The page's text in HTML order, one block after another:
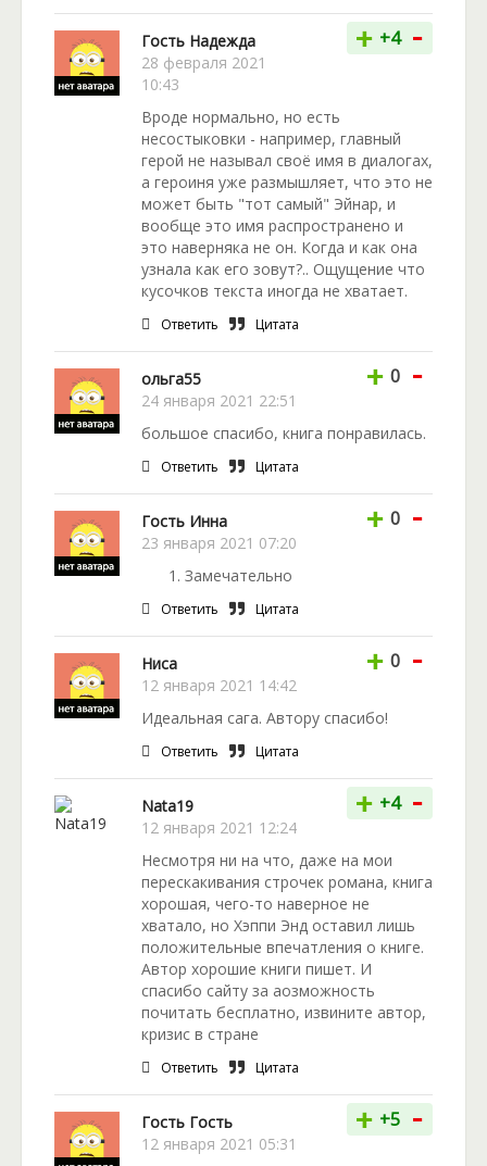
Гость Надежда
28 февраля 2021
10:43
+ +4 -
Вроде нормально, но есть
несостыковки - например, главный
герой не называл своё имя в диалогах,
а героиня уже размышляет, что это не
может быть "тот самый" Эйнар, и
вообще это имя распространено и
это наверняка не он. Когда и как она
узнала как его зовут?.. Ощущение что
кусочков текста иногда не хватает.
Ответить Цитата
ольга55
24 января 2021 22:51
+ 0 -
большое спасибо, книга понравилась.
Ответить Цитата
Гость Инна
23 января 2021 07:20
+ 0 -
Замечательно
Ответить Цитата
Ниса
12 января 2021 14:42
+ 0 -
Идеальная сага. Автору спасибо!
Ответить Цитата
Nata19
12 января 2021 12:24
+ +4 -
Несмотря ни на что, даже на мои
перескакивания строчек романа, книга
хорошая, чего-то наверное не
хватало, но Хэппи Энд оставил лишь
положительные впечатления о книге.
Автор хорошие книги пишет. И
спасибо сайту за аозможность
почитать бесплатно, извините автор,
кризис в стране
Ответить Цитата
Гость Гость
12 января 2021 05:31
+ +5 -